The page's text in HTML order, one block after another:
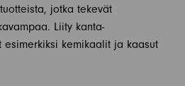
jotka tekevät
Liity kanta-
kemikaalit ja kaasut